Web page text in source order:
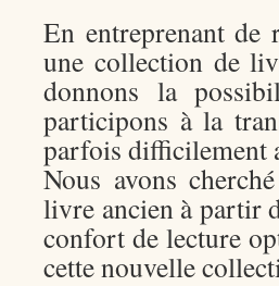
En entreprenant de
une collection de
donnons la
participons à la
parfois difficilement
Nous avons
livre ancien à partir
confort de lecture
cette nouvelle